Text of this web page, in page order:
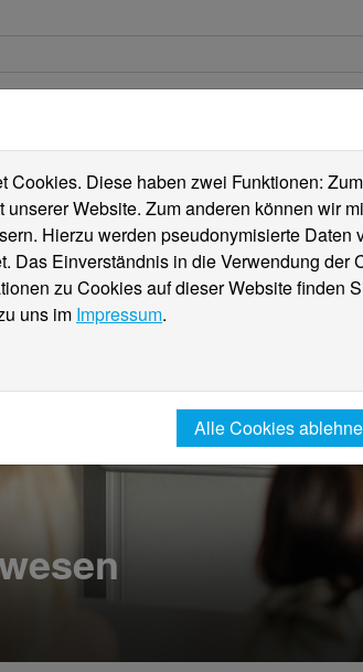
Cookies. Diese haben zwei Funktionen:
Website. Zum anderen können wir
Hierzu werden pseudonymisierte Daten
Das Einverständnis in die Verwendung der
zu Cookies auf dieser Website finden
uns im Impressum.
Alle Cookies